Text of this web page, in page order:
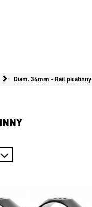
Diam. 34mm - Rail picatinny